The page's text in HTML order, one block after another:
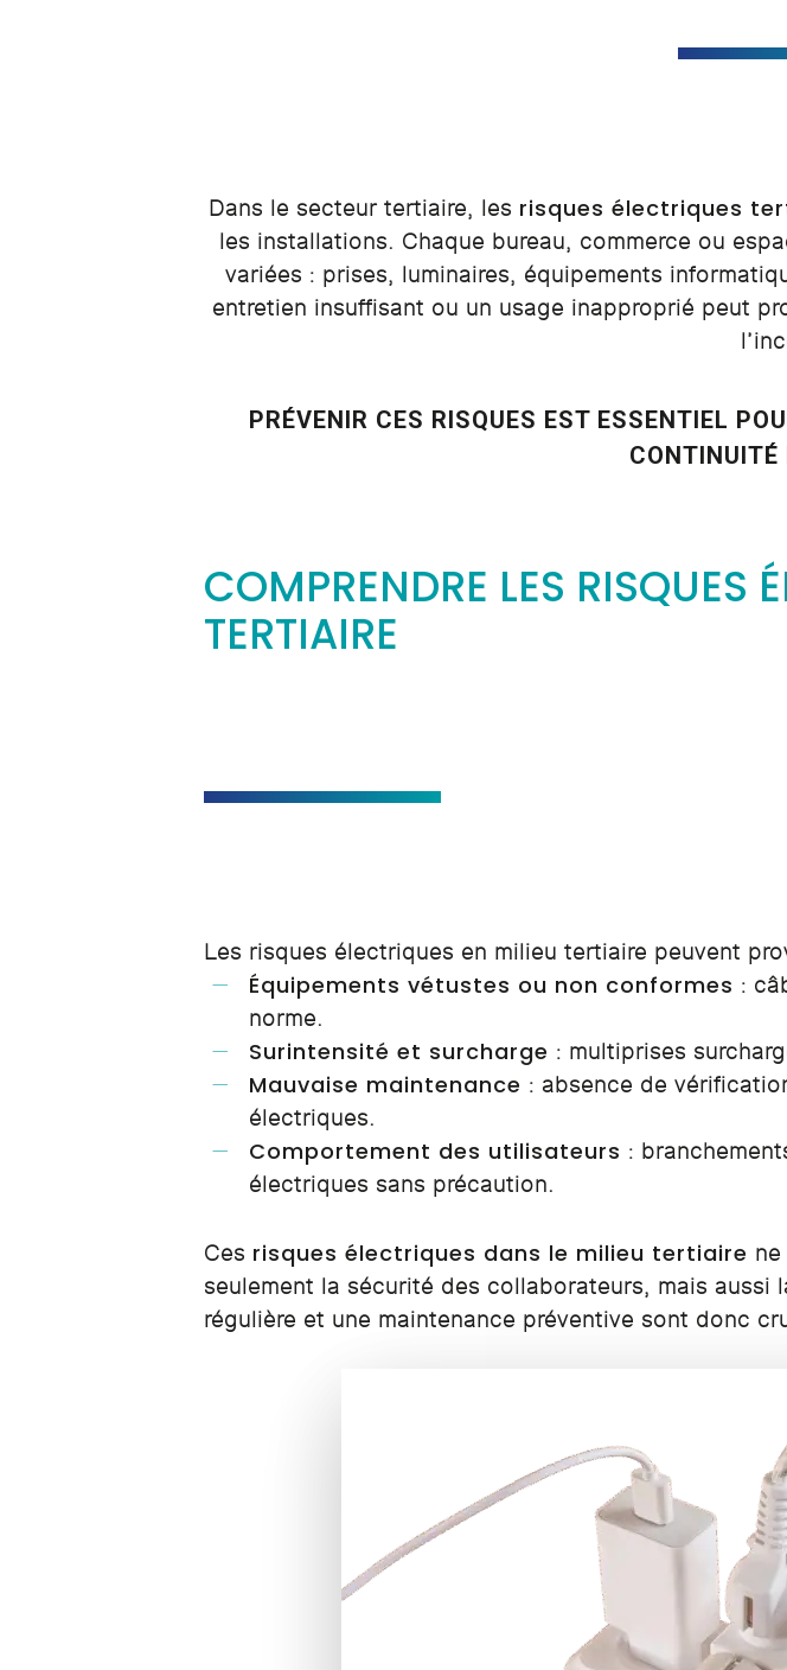
Dans le secteur tertiaire, les risques électriques
les installations. Chaque bureau, commerce ou
variées : prises, luminaires, équipements
entretien insuffisant ou un usage inapproprié peut
PRÉVENIR CES RISQUES EST ESSENTIEL
CONTINUITÉ
COMPRENDRE LES RISQUES
TERTIAIRE
Les risques électriques en milieu tertiaire peuvent
Équipements vétustes ou non conformes :
norme.
Surintensité et surcharge : multiprises
Mauvaise maintenance : absence de
électriques.
Comportement des utilisateurs :
électriques sans précaution.
Ces risques électriques dans le milieu tertiaire
seulement la sécurité des collaborateurs, mais aussi
régulière et une maintenance préventive sont donc